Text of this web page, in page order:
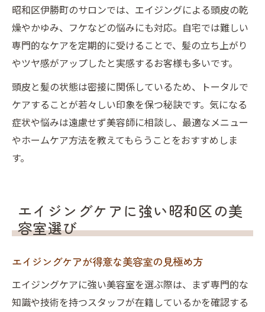
昭和区伊勝町のサロンでは、エイジングによる頭皮の乾
燥やかゆみ、フケなどの悩みにも対応。自宅では難しい
専門的なケアを定期的に受けることで、髪の立ち上がり
やツヤ感がアップしたと実感するお客様も多いです。
頭皮と髪の状態は密接に関係しているため、トータルで
ケアすることが若々しい印象を保つ秘訣です。気になる
症状や悩みは遠慮せず美容師に相談し、最適なメニュー
やホームケア方法を教えてもらうことをおすすめしま
す。
エイジングケアに強い昭和区の美
容室選び
エイジングケアが得意な美容室の見極め方
エイジングケアに強い美容室を選ぶ際は、まず専門的な
知識や技術を持つスタッフが在籍しているかを確認する